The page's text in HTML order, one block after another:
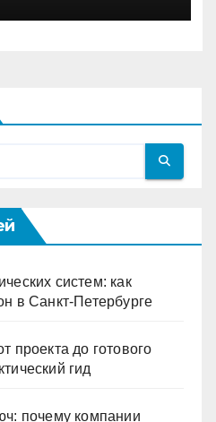
систем: как
в Санкт-Петербурге
проекта до готового
гид
почему компании